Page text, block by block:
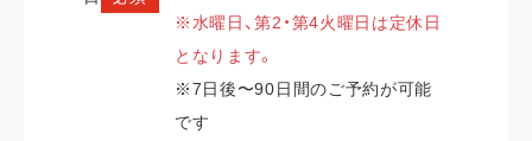
※水曜日、第2・第4火曜日は定休日
となります。
※7日後〜90日間のご予約が可能
です